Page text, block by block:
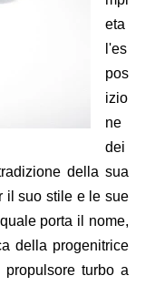
eta
l'es
pos
izio
ne
dei
della sua
il suo stile e le sue
porta il nome,
della progenitrice
turbo a